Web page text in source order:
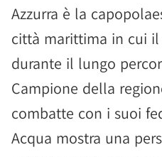
Azzurra è la
città marittima in cui
durante il lungo
Campione della
combatte con i suoi
Acqua mostra una